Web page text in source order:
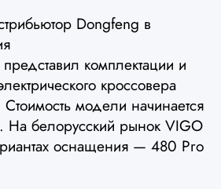
Dongfeng в
представил комплектации и
кроссовера
Стоимость модели начинается
На белорусский рынок VIGO
оснащения — 480 Pro